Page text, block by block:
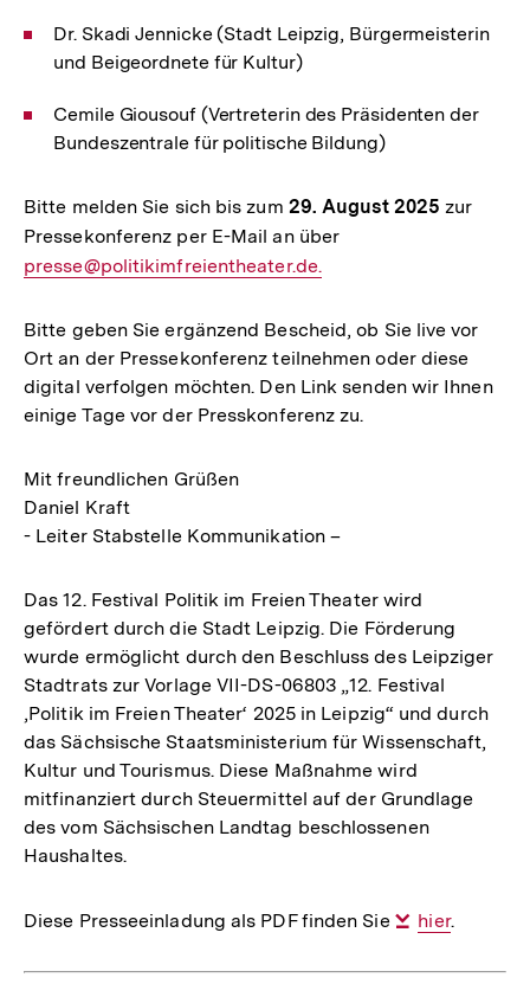
Dr. Skadi Jennicke (Stadt Leipzig, Bürgermeisterin
und Beigeordnete für Kultur)
Cemile Giousouf (Vertreterin des Präsidenten der
Bundeszentrale für politische Bildung)
Bitte melden Sie sich bis zum 29. August 2025 zur
Pressekonferenz per E-Mail an über
presse@politikimfreientheater.de.
Bitte geben Sie ergänzend Bescheid, ob Sie live vor
Ort an der Pressekonferenz teilnehmen oder diese
digital verfolgen möchten. Den Link senden wir Ihnen
einige Tage vor der Presskonferenz zu.
Mit freundlichen Grüßen
Daniel Kraft
- Leiter Stabstelle Kommunikation –
Das 12. Festival Politik im Freien Theater wird
gefördert durch die Stadt Leipzig. Die Förderung
wurde ermöglicht durch den Beschluss des Leipziger
Stadtrats zur Vorlage VII-DS-06803 „12. Festival
‚Politik im Freien Theater‘ 2025 in Leipzig“ und durch
das Sächsische Staatsministerium für Wissenschaft,
Kultur und Tourismus. Diese Maßnahme wird
mitfinanziert durch Steuermittel auf der Grundlage
des vom Sächsischen Landtag beschlossenen
Haushaltes.
Diese Presseeinladung als PDF finden Sie
Interner
hier.